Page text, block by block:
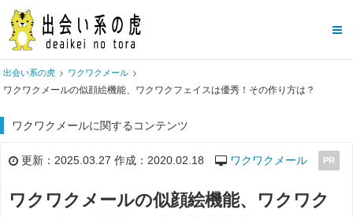
出会い系の虎 ワクワクメール
ワクワクメールの似顔絵機能、ワクワクフェイスは優秀！その作り方は？
ワクワクメールに関するコンテンツ
更新：2025.03.27 作成：2020.02.18 ワクワクメール PR
ワクワクメールの似顔絵機能、ワクワク